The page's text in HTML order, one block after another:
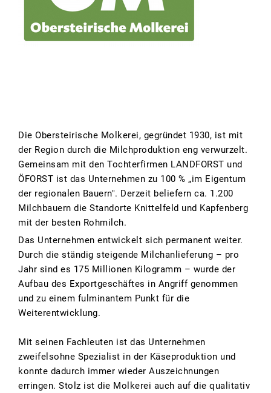
Die Obersteirische Molkerei, gegründet 1930, ist mit
der Region durch die Milchproduktion eng verwurzelt.
Gemeinsam mit den Tochterfirmen LANDFORST und
ÖFORST ist das Unternehmen zu 100 % „im Eigentum
der regionalen Bauern". Derzeit beliefern ca. 1.200
Milchbauern die Standorte Knittelfeld und Kapfenberg
mit der besten Rohmilch.
Das Unternehmen entwickelt sich permanent weiter.
Durch die ständig steigende Milchanlieferung – pro
Jahr sind es 175 Millionen Kilogramm – wurde der
Aufbau des Exportgeschäftes in Angriff genommen
und zu einem fulminantem Punkt für die
Weiterentwicklung.
Mit seinen Fachleuten ist das Unternehmen
zweifelsohne Spezialist in der Käseproduktion und
konnte dadurch immer wieder Auszeichnungen
erringen. Stolz ist die Molkerei auch auf die qualitativ